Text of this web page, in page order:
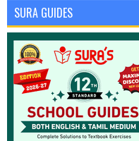
SURA GUIDES